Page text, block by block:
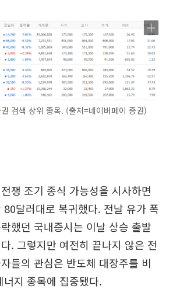
검색 상위 종목. (출처=네이버페이 증권)
쟁 조기 종식 가능성을 시사하면
80달러대로 복귀했다. 전날 유가 폭
했던 국내증시는 이날 상승 출발
. 그렇지만 여전히 끝나지 않은 전
들의 관심은 반도체 대장주를 비
너지 종목에 집중됐다.